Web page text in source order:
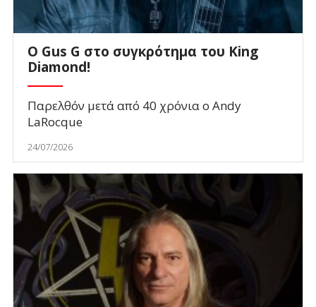
O Gus G στο συγκρότημα του King
Diamond!
Παρελθόν μετά από 40 χρόνια ο Andy
LaRocque
24/07/2026